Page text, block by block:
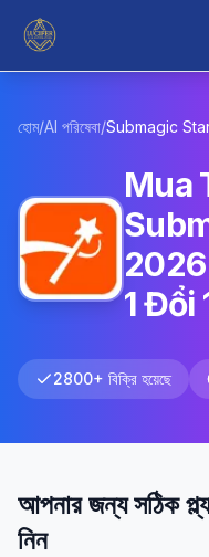
হোম/AI পরিষেবা/Submagic
Mua
1 Đổi
2800+ বিক্রি হয়েছে
আপনার জন্য সঠিক
নিন